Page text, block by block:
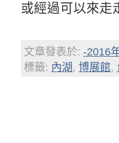
或經過可以來走
文章發表於: -2016
標籤: 內湖, 博展館,